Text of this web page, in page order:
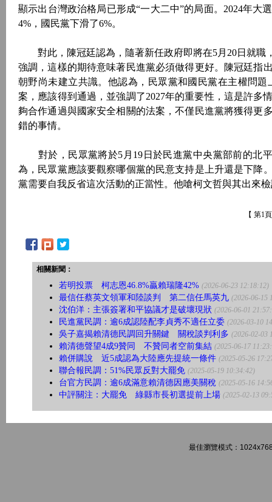
顯示出台灣政治格局已形成“一大二中”的局面。2024年大
4%，國民黨下滑了6%。
對此，陳冠廷認為，隨著新任政府即將在5月20日就職
強調，這樣的期待意味著民進黨必須做得更好。陳冠廷指
朝野尚未建立共識。他認為，民眾黨和國民黨在主權問
案，應該得到通過，並強調了2027年的重要性，這是許
夠合作通過與國家安全相關的法案，不僅民進黨將獲得更
錯的事情。
對於，民眾黨將於5月19日於民進黨中央黨部前的北
為，民眾黨應該要觀察哪個黨的民意支持是上升還是下降
黨需要自我反省這次活動的正當性。他嗆柯文哲與其出來
【 第1
相關新聞：
若明投票 柯志恩46.8%贏賴瑞隆42% (2026-06-23 12:18:12)
最信任蔡英文領軍和陸談判 第二信任馬英九 (2026-06-15
沈伯洋：主張簽署和平協議才是破壞現狀 (2026-06-01
民進黨民調：逾6成認陸配李貞秀不適任立委 (2026-03-10
吳子嘉揭賴清德民調回升關鍵 關稅談判利多 (2026-02-03
賴清德聲望4成9贊同 不贊同者空前集結 (2025-06-17
賴併購說 近5成認為大陸應先提統一條件 (2025-05-26
聯合報民調：51%民眾反對大罷免 (2025-05-19 10:34:42)
台官方民調：逾6成滿意賴清德因應美關稅 (2025-05-16
中評關注：大罷免 綠縣市長初選提前上場 (2025-02-13
最佳瀏覽模式：